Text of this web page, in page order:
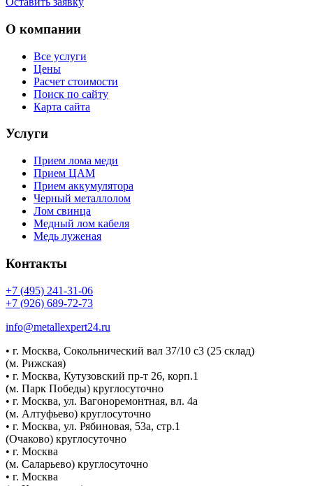
О компании
Все услуги
Цены
Расчет стоимости
Поиск по сайту
Карта сайта
Услуги
Прием лома меди
Прием ЦАМ
Прием аккумулятора
Черный металлолом
Лом свинца
Медный лом кабеля
Медь луженая
Контакты
+7 (495) 241-31-06
+7 (926) 689-72-73
info@metallexpert24.ru
• г. Москва, Сокольнический вал 37/10 с3 (25 склад)
(м. Рижская)
• г. Москва, Кутузовский пр-т 26, корп.1
(м. Парк Победы) круглосуточно
• г. Москва, ул. Вагоноремонтная, вл. 4а
(м. Алтуфьево) круглосуточно
• г. Москва, ул. Рябиновая, 53а, стр.1
(Очаково) круглосуточно
• г. Москва
(м. Саларьево) круглосуточно
• г. Москва